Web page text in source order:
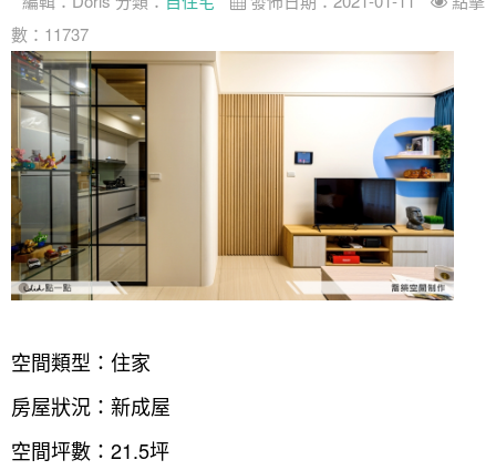
數：11737
空間類型：住家
房屋狀況：新成屋
空間坪數：21.5坪